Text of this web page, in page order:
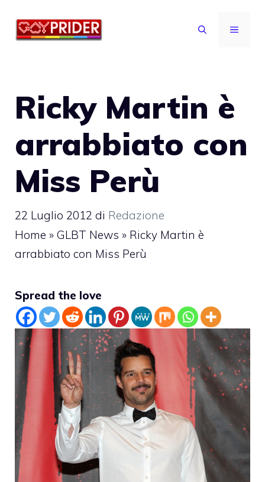
MENU
Ricky Martin è
arrabbiato con
Miss Perù
22 Luglio 2012 di Redazione
Home » GLBT News » Ricky Martin è
arrabbiato con Miss Perù
Spread the love